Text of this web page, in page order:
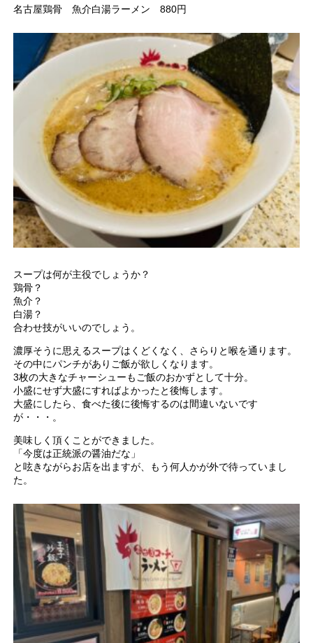
名古屋鶏骨 魚介白湯ラーメン 880円
スープは何が主役でしょうか？
鶏骨？
魚介？
白湯？
合わせ技がいいのでしょう。
濃厚そうに思えるスープはくどくなく、さらりと喉を通ります。
その中にパンチがありご飯が欲しくなります。
3枚の大きなチャーシューもご飯のおかずとして十分。
小盛にせず大盛にすればよかったと後悔します。
大盛にしたら、食べた後に後悔するのは間違いないです
が・・・。
美味しく頂くことができました。
「今度は正統派の醤油だな」
と呟きながらお店を出ますが、もう何人かが外で待っていまし
た。